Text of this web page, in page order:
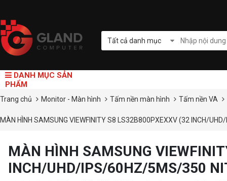
Tất cả danh mục
DANH MỤC SẢN
PHẨM
Trang chủ Monitor - Màn hình Tấm nền màn hình Tấm nền VA
MÀN HÌNH SAMSUNG VIEWFINITY S8 LS32B800PXEXXV (32 INCH/
MÀN HÌNH SAMSUNG
INCH/UHD/IPS/60HZ/5MS/350